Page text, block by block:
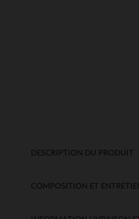
DESCRIPTION DU PRODUIT
COMPOSITION ET